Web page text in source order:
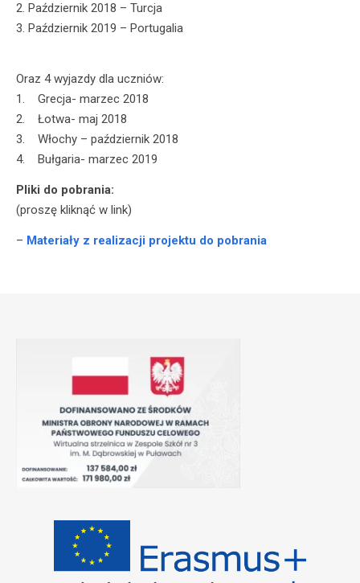
2. Październik 2018 – Turcja
3. Październik 2019 – Portugalia
Oraz 4 wyjazdy dla uczniów:
1. Grecja- marzec 2018
2. Łotwa- maj 2018
3. Włochy – październik 2018
4. Bułgaria- marzec 2019
Pliki do pobrania:
(proszę kliknąć w link)
– Materiały z realizacji projektu do pobrania